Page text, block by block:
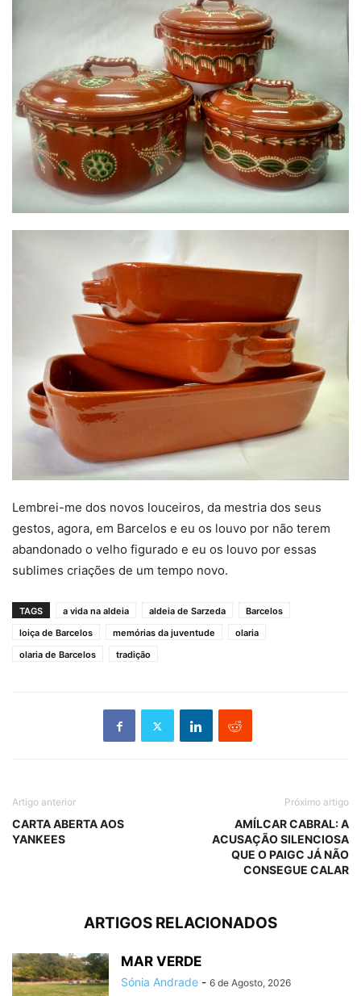
Lembrei-me dos novos louceiros, da mestria dos seus
gestos, agora, em Barcelos e eu os louvo por não terem
abandonado o velho figurado e eu os louvo por essas
sublimes criações de um tempo novo.
TAGS a vida na aldeia aldeia de Sarzeda
Barcelos
loiça de Barcelos
memórias da juventude
olaria
olaria de Barcelos
tradição
Artigo anterior
CARTA ABERTA AOS
YANKEES
Próximo artigo
AMÍLCAR CABRAL: A
ACUSAÇÃO SILENCIOSA
QUE O PAIGC JÁ NÃO
CONSEGUE CALAR
ARTIGOS RELACIONADOS
MAR VERDE
Sónia Andrade - 6 de Agosto, 2026